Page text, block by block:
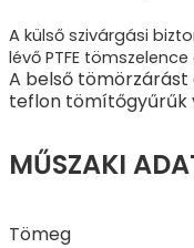
A külső szivárgási
lévő PTFE
A belső
teflon tömítőgyűrűk
MŰSZAKI
Tömeg